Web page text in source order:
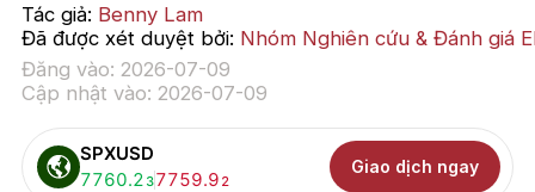
Tác giả: Benny Lam
Đã được xét duyệt bởi: Nhóm Nghiên cứu & Đánh giá
Đăng vào: 2026-07-09
Cập nhật vào: 2026-07-09
SPXUSD
Mua:
7760.2 3Bán:
7759.9 2
Giao dịch ngay